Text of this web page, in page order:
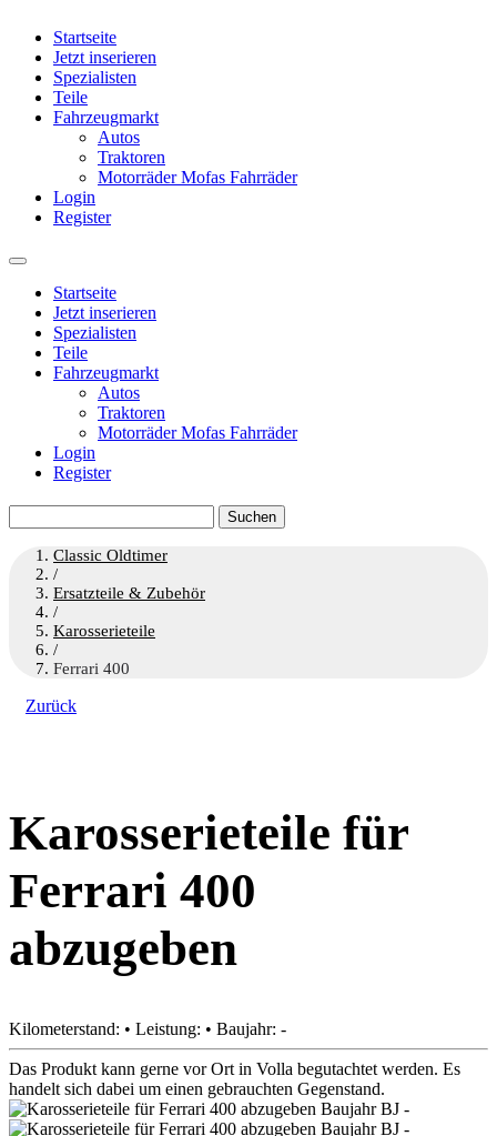
Startseite
Jetzt inserieren
Spezialisten
Teile
Fahrzeugmarkt
Autos
Traktoren
Motorräder Mofas Fahrräder
Login
Register
Startseite
Jetzt inserieren
Spezialisten
Teile
Fahrzeugmarkt
Autos
Traktoren
Motorräder Mofas Fahrräder
Login
Register
nach:
Classic Oldtimer
/
Ersatzteile & Zubehör
/
Karosserieteile
/
Ferrari 400
Zurück
Karosserieteile für
Ferrari 400
abzugeben
Kilometerstand: • Leistung: • Baujahr: -
Das Produkt kann gerne vor Ort in Volla begutachtet werden. Es
handelt sich dabei um einen gebrauchten Gegenstand.